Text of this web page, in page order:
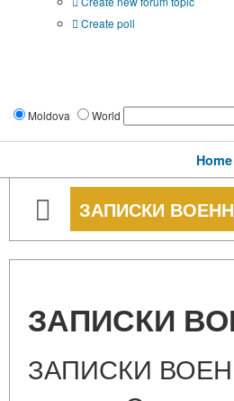
Create poll
Moldova World
Home
ЗАПИСКИ
ЗАПИСКИ
ЗАПИСКИ